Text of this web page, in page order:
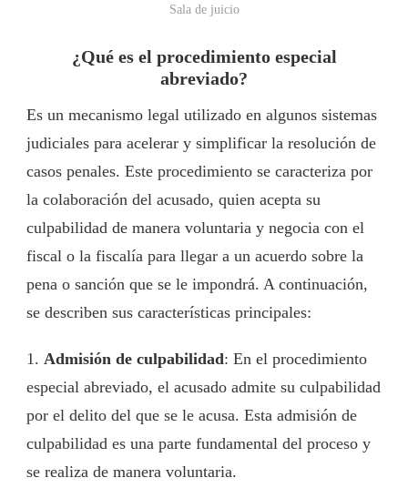
Sala de juicio
¿Qué es el procedimiento especial
abreviado?
Es un mecanismo legal utilizado en algunos sistemas
judiciales para acelerar y simplificar la resolución de
casos penales. Este procedimiento se caracteriza por
la colaboración del acusado, quien acepta su
culpabilidad de manera voluntaria y negocia con el
fiscal o la fiscalía para llegar a un acuerdo sobre la
pena o sanción que se le impondrá. A continuación,
se describen sus características principales:
1. Admisión de culpabilidad: En el procedimiento
especial abreviado, el acusado admite su culpabilidad
por el delito del que se le acusa. Esta admisión de
culpabilidad es una parte fundamental del proceso y
se realiza de manera voluntaria.